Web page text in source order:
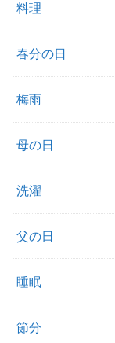
料理
春分の日
梅雨
母の日
洗濯
父の日
睡眠
節分